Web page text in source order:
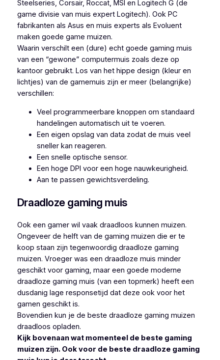
Steelseries, Corsair, Roccat, MSI en Logitech G (de
game divisie van muis expert Logitech). Ook PC
fabrikanten als Asus en muis experts als Evoluent
maken goede game muizen.
Waarin verschilt een (dure) echt goede gaming muis
van een “gewone” computermuis zoals deze op
kantoor gebruikt. Los van het hippe design (kleur en
lichtjes) van de gamemuis zijn er meer (belangrijke)
verschillen:
Veel programmeerbare knoppen om standaard
handelingen automatisch uit te voeren.
Een eigen opslag van data zodat de muis veel
sneller kan reageren.
Een snelle optische sensor.
Een hoge DPI voor een hoge nauwkeurigheid.
Aan te passen gewichtsverdeling.
Draadloze gaming muis
Ook een gamer wil vaak draadloos kunnen muizen.
Ongeveer de helft van de gaming muizen die er te
koop staan zijn tegenwoordig draadloze gaming
muizen. Vroeger was een draadloze muis minder
geschikt voor gaming, maar een goede moderne
draadloze gaming muis (van een topmerk) heeft een
dusdanig lage responsetijd dat deze ook voor het
gamen geschikt is.
Bovendien kun je de beste draadloze gaming muizen
draadloos opladen.
Kijk bovenaan wat momenteel de beste gaming
muizen zijn. Ook voor de beste draadloze gaming